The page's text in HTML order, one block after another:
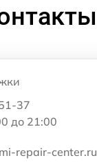
37
до 21:00
repair-center.ru